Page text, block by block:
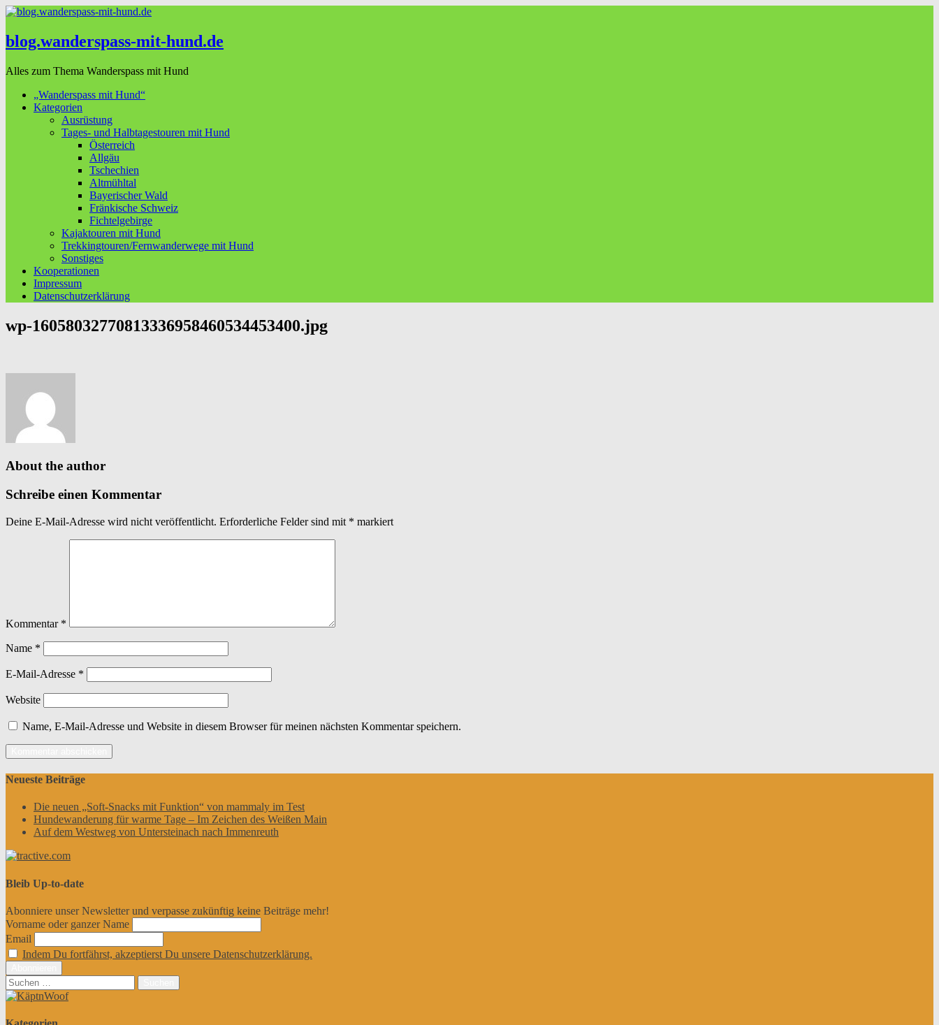
blog.wanderspass-mit-hund.de
Alles zum Thema Wanderspass mit Hund
„Wanderspass mit Hund“
Kategorien
Ausrüstung
Tages- und Halbtagestouren mit Hund
Österreich
Allgäu
Tschechien
Altmühltal
Bayerischer Wald
Fränkische Schweiz
Fichtelgebirge
Kajaktouren mit Hund
Trekkingtouren/Fernwanderwege mit Hund
Sonstiges
Kooperationen
Impressum
Datenschutzerklärung
wp-16058032770813336958460534453400.jpg
About the author
Schreibe einen Kommentar
Deine E-Mail-Adresse wird nicht veröffentlicht. Erforderliche Felder sind mit * markiert
Kommentar *
Name *
E-Mail-Adresse *
Website
Name, E-Mail-Adresse und Website in diesem Browser für meinen nächsten Kommentar speichern.
Neueste Beiträge
Die neuen „Soft-Snacks mit Funktion“ von mammaly im Test
Hundewanderung für warme Tage – Im Zeichen des Weißen Main
Auf dem Westweg von Untersteinach nach Immenreuth
Bleib Up-to-date
Abonniere unser Newsletter und verpasse zukünftig keine Beiträge mehr!
Vorname oder ganzer Name
Email
Indem Du fortfährst, akzeptierst Du unsere Datenschutzerklärung.
Suchen
nach: